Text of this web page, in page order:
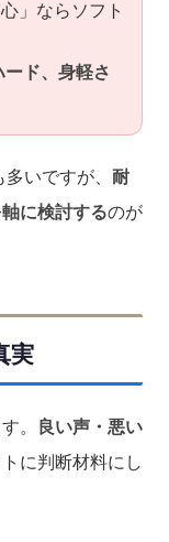
」ならソフト
ド、身軽さ
いですが、 耐
に検討するのが
実
。
良い声・悪い
に判断材料にし